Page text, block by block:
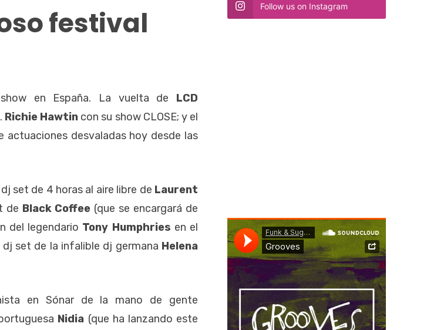
festival
en España. La vuelta de LCD
Richie Hawtin con su show CLOSE; y el
actuaciones desvaladas hoy desde las
set de 4 horas al aire libre de Laurent
de Black Coffee (que se encargará de
del legendario Tony Humphries en el
dj set de la infalible dj germana Helena
en Sónar de la mano de gente
Nidia (que ha lanzando este
Follow us on Instagram